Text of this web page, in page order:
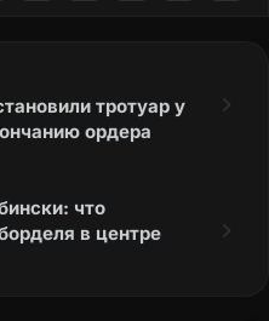
тротуар у
ордера
что
в центре